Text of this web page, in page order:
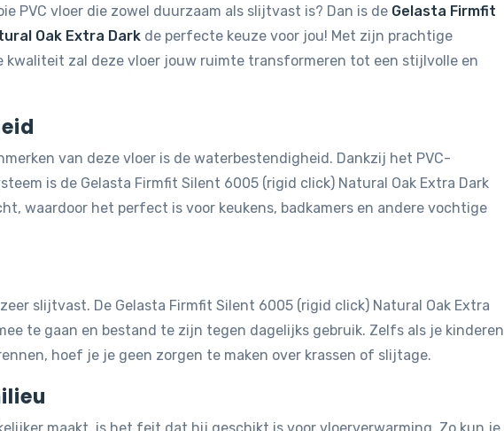
PVC vloer die zowel duurzaam als slijtvast is? Dan is de Gelasta Firmfit
Oak Extra Dark de perfecte keuze voor jou! Met zijn prachtige
kwaliteit zal deze vloer jouw ruimte transformeren tot een stijlvolle en
van deze vloer is de waterbestendigheid. Dankzij het PVC-
is de Gelasta Firmfit Silent 6005 (rigid click) Natural Oak Extra Dark
waardoor het perfect is voor keukens, badkamers en andere vochtige
slijtvast. De Gelasta Firmfit Silent 6005 (rigid click) Natural Oak Extra
te gaan en bestand te zijn tegen dagelijks gebruik. Zelfs als je kinderen
hoef je je geen zorgen te maken over krassen of slijtage.